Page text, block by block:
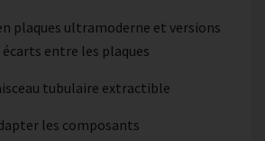
plaques ultramoderne et versions
entre les plaques
tubulaire extractible
les composants